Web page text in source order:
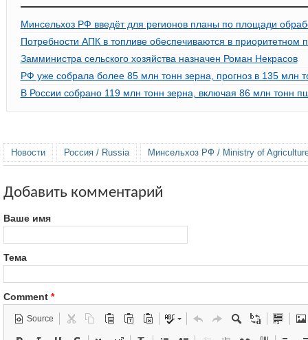
Минсельхоз РФ введёт для регионов планы по площади
Потребности АПК в топливе обеспечиваются в приоритетном
Замминистра сельского хозяйства назначен Роман Некрасов
РФ уже собрала более 85 млн тонн зерна, прогноз в 135 млн
В России собрано 119 млн тонн зерна, включая 86 млн тонн
Новости Россия / Russia Минсельхоз РФ / Ministry of
Добавить комментарий
Ваше имя
Тема
Comment *
Source